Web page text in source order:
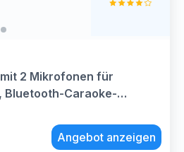
2 Mikrofonen für
Bluetooth-Caraoke-
LED-Lichter,
AUX (dunkelschwarz)
Angebot anzeigen